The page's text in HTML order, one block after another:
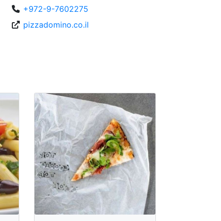
+972-9-7602275
pizzadomino.co.il